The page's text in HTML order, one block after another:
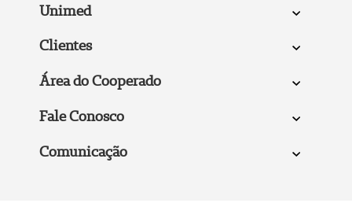
Unimed
Clientes
Área do Cooperado
Fale Conosco
Comunicação